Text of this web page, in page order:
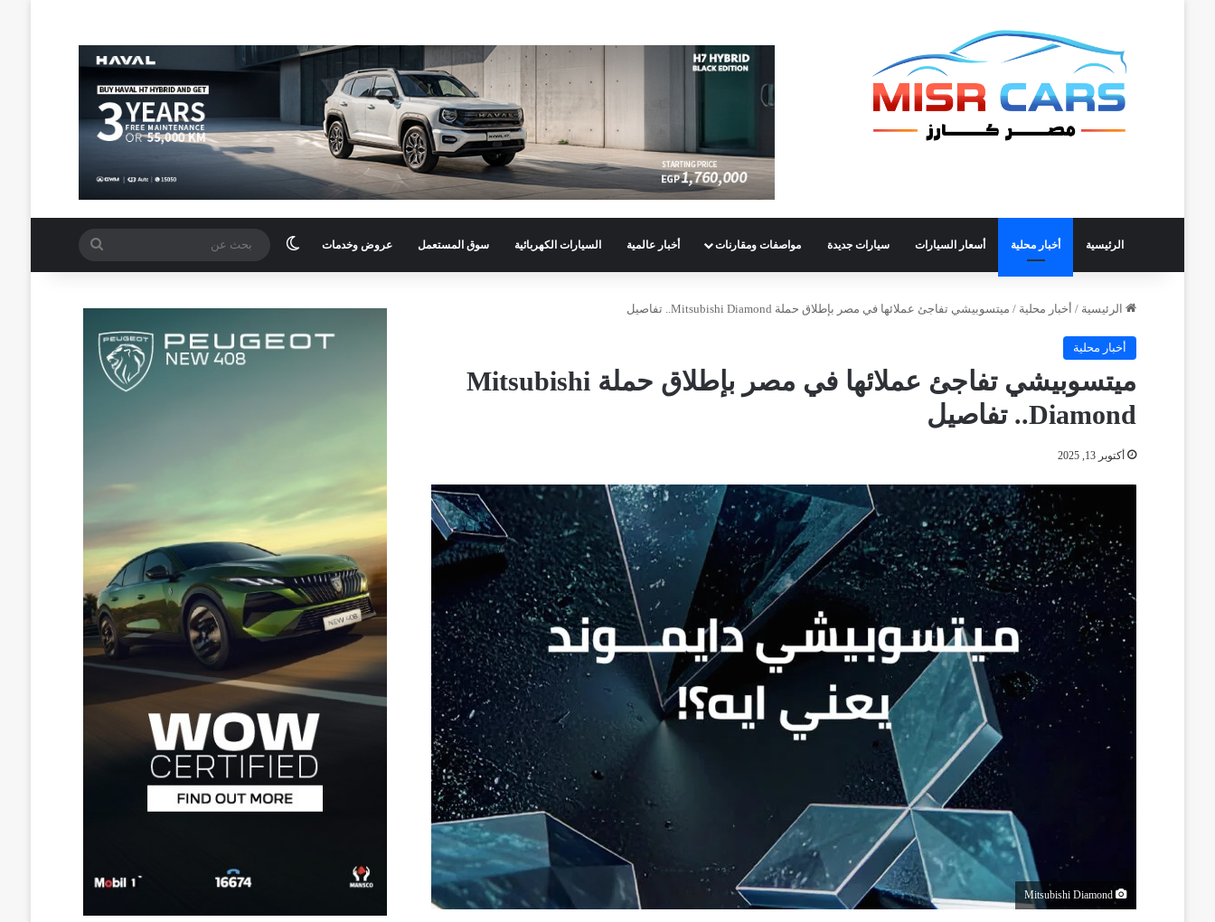
الرئيسية أخبار محلية أسعار السيارات سيارات جديدة مواصفات ومقارنات أخبار عالمية السيارات الكهربائية سوق المستعمل عروض وخدمات الوضع المظلم بحث
عن
الرئيسية / أخبار محلية / ميتسوبيشي تفاجئ عملائها في مصر بإطلاق حملة Mitsubishi Diamond.. تفاصيل
أخبار محلية
ميتسوبيشي تفاجئ عملائها في مصر بإطلاق حملة Mitsubishi
Diamond.. تفاصيل
أكتوبر 13, 2025
Mitsubishi Diamond